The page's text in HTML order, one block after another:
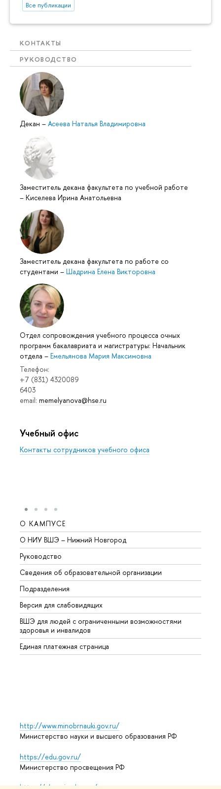
Все публикации
КОНТАКТЫ
РУКОВОДСТВО
Декан – Асеева Наталья Владимировна
Заместитель декана факультета по учебной работе
– Киселева Ирина Анатольевна
Заместитель декана факультета по работе со
студентами – Шадрина Елена Викторовна
Отдел сопровождения учебного процесса очных
программ бакалавриата и магистратуры: Начальник
отдела – Емельянова Мария Максимовна
Телефон:
+7 (831) 4320089
6403
email: memelyanova@hse.ru
Учебный офис
Контакты сотрудников учебного офиса
О КАМПУСЕ
О НИУ ВШЭ – Нижний Новгород
Руководство
Сведения об образовательной организации
Подразделения
Версия для слабовидящих
ВШЭ для людей с ограниченными возможностями
здоровья и инвалидов
Единая платежная страница
http://www.minobrnauki.gov.ru/
Министерство науки и высшего образования РФ
https://edu.gov.ru/
Министерство просвещения РФ